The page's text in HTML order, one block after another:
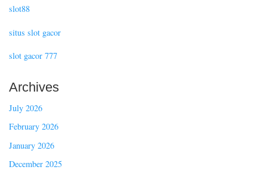
slot88
situs slot gacor
slot gacor 777
Archives
July 2026
February 2026
January 2026
December 2025